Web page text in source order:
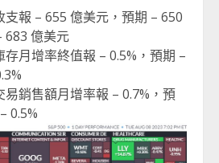
支報 – 655 億美元，預期 – 650
683 億美元
存月增率終值報 – 0.5%，預期 –
易銷售額月增率報 – 0.7%，預
0.5%